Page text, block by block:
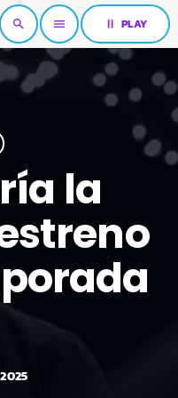
search menu pause PLAY
la